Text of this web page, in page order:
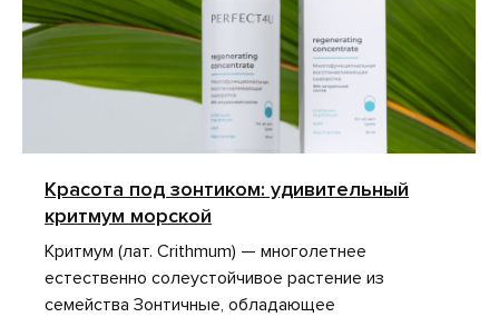
Красота под зонтиком: удивительный
критмум морской
Критмум (лат. Crithmum) — многолетнее
естественно солеустойчивое растение из
семейства Зонтичные, обладающее